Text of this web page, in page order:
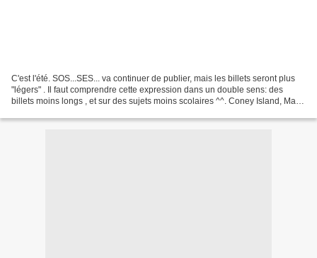
C'est l'été. SOS...SES... va continuer de publier, mais les billets seront plus
"légers" . Il faut comprendre cette expression dans un double sens: des
billets moins longs , et sur des sujets moins scolaires ^^. Coney Island, Max